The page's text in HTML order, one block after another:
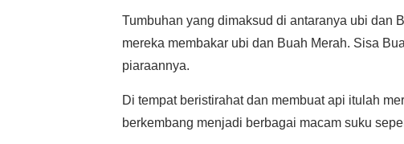
Tumbuhan yang dimaksud di antaranya ubi dan
mereka membakar ubi dan Buah Merah. Sisa
piaraannya.
Di tempat beristirahat dan membuat api itulah
berkembang menjadi berbagai macam suku